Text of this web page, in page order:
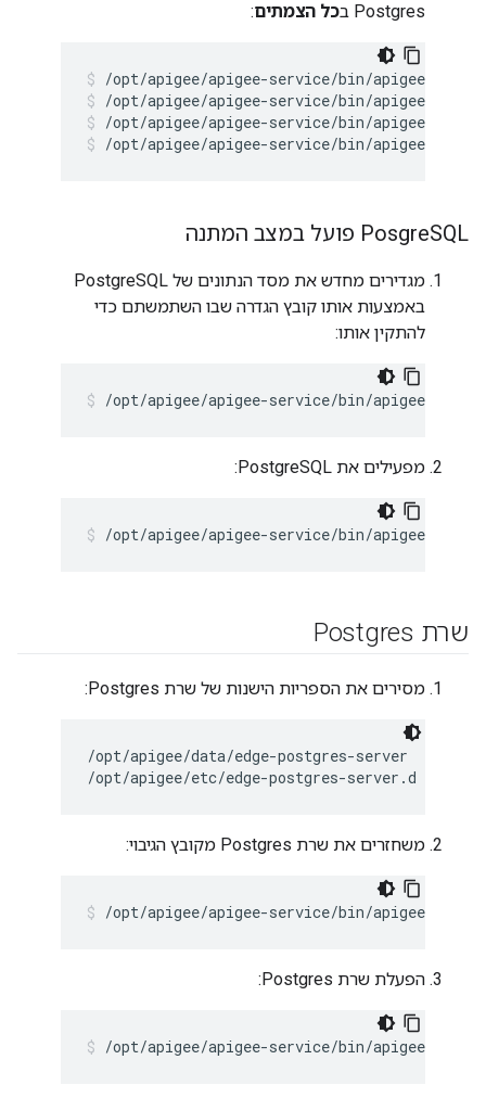
Postgres ב
כל הצמתים:
/opt/apigee/apigee-service/bin/apigee-
/opt/apigee/apigee-service/bin/apigee-
/opt/apigee/apigee-service/bin/apigee-
‫PosgreSQL פועל במצב המתנה
מגדירים מחדש את מסד הנתונים של PostgreSQL
באמצעות אותו קובץ הגדרה שבו השתמשתם כדי
להתקין אותו:
/opt/apigee/apigee-service/bin/apigee-
מפעילים את PostgreSQL:
/opt/apigee/apigee-service/bin/apigee-
שרת Postgres
מסירים את הספריות הישנות של שרת Postgres:
/opt/apigee/data/edge-postgres-server
/opt/apigee/etc/edge-postgres-server.d
משחזרים את שרת Postgres מקובץ הגיבוי:
/opt/apigee/apigee-service/bin/apigee-
הפעלת שרת Postgres:
/opt/apigee/apigee-service/bin/apigee-